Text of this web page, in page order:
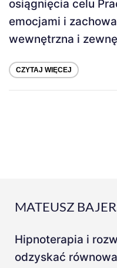
osiągnięcia celu
emocjami i
wewnętrzna i
CZYTAJ WIĘCEJ
MATEUSZ
Hipnoterapia i
odzyskać